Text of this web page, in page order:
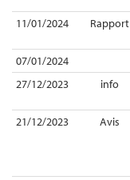
11/01/2024
Rapport
07/01/2024
27/12/2023
info
21/12/2023
Avis